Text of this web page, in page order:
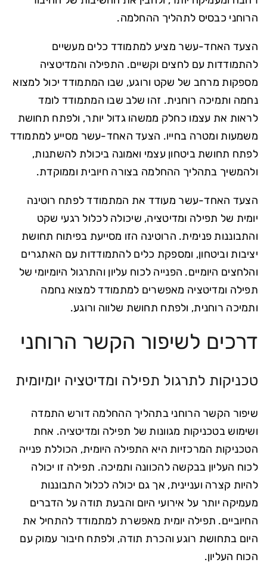
הרוחני כבסיס לתהליך ההחלמה.
הצעד האחד-עשר מציע למתמודד כלים מעשיים
להתמודדות עם לחצים וקשיים. התפילה והמדיטציה
מספקות מרחב של שקט ורוגע, שבו המתמודד יכול למצוא
נחמה ותמיכה רוחנית. זהו שלב שבו המתמודד לומד
לראות את עצמו כחלק ממשהו גדול יותר, ולפתח תחושת
משמעות ומטרה בחייו. הצעד האחד-עשר מסייע למתמודד
לפתח תחושת ביטחון עצמי ואמונה ביכולת להשתנות,
ולהמשיך בתהליך ההחלמה בצורה חיובית וממוקדת.
הצעד האחד-עשר מעודד את המתמודד לפתח רוטינה
יומית של תפילה ומדיטציה, שיכולה לכלול רגעי שקט
והתבוננות פנימית. הרוטינה הזו מסייעת בפיתוח תחושת
יציבות וביטחון, ומספקת כלים להתמודדות עם האתגרים
והלחצים היומיים. הפנייה לכוח עליון והתרגול היומיומי של
תפילה ומדיטציה מאפשרים למתמודד למצוא נחמה
ותמיכה רוחנית, ולפתח תחושת שלווה ורוגע.
דרכים לשיפור הקשר הרוחני
טכניקות לתרגול תפילה ומדיטציה יומיומית
שיפור הקשר הרוחני בתהליך ההחלמה דורש התמדה
ושימוש בטכניקות מגוונות של תפילה ומדיטציה. אחת
הטכניקות המרכזיות היא התפילה היומית, הכוללת פנייה
לכוח העליון בבקשה להכוונה ותמיכה. תפילה זו יכולה
להיות קצרה ועניינית, אך גם יכולה לכלול התבוננות
מעמיקה יותר על אירועי היום והבעת תודה על הדברים
החיוביים. תפילה יומית מאפשרת למתמודד להתחיל את
היום בתחושת רוגע והכרת תודה, ולפתח חיבור עמוק עם
הכוח העליון.